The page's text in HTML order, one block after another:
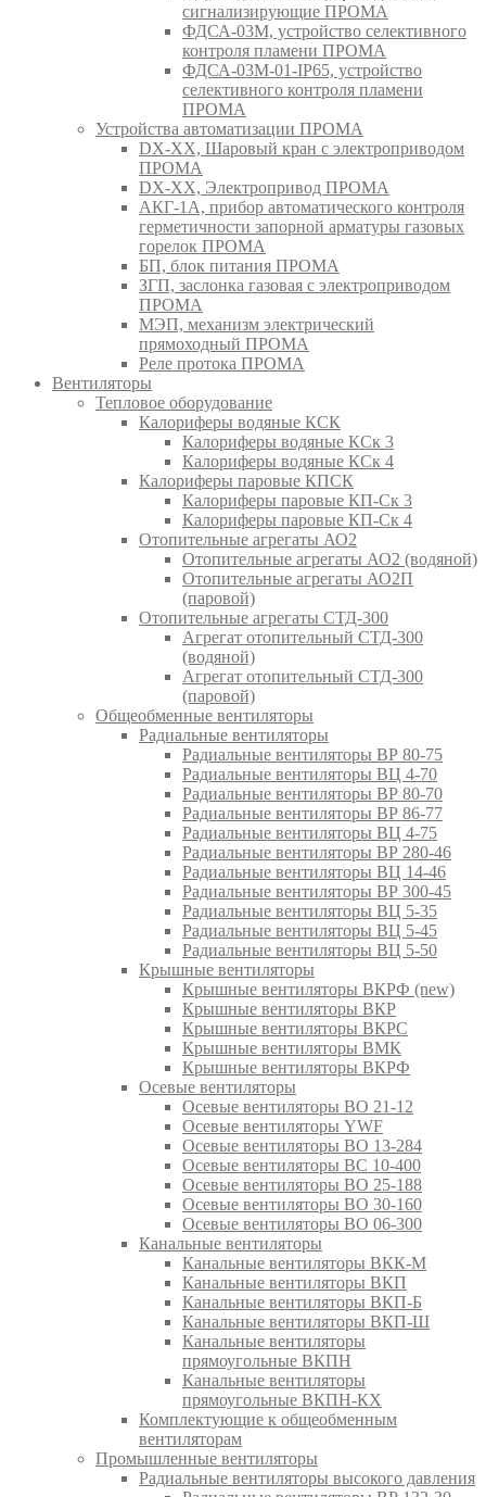
сигнализирующие ПРОМА
ФДСА-03М, устройство селективного
контроля пламени ПРОМА
ФДСА-03М-01-IP65, устройство
селективного контроля пламени
ПРОМА
Устройства автоматизации ПРОМА
DX-XX, Шаровый кран c электроприводом
ПРОМА
DX-XX, Электропривод ПРОМА
АКГ-1А, прибор автоматического контроля
герметичности запорной арматуры газовых
горелок ПРОМА
БП, блок питания ПРОМА
ЗГП, заслонка газовая с электроприводом
ПРОМА
МЭП, механизм электрический
прямоходный ПРОМА
Реле протока ПРОМА
Вентиляторы
Тепловое оборудование
Калориферы водяные КСК
Калориферы водяные КСк 3
Калориферы водяные КСк 4
Калориферы паровые КПСК
Калориферы паровые КП-Ск 3
Калориферы паровые КП-Ск 4
Отопительные агрегаты АО2
Отопительные агрегаты АО2 (водяной)
Отопительные агрегаты АО2П
(паровой)
Отопительные агрегаты СТД-300
Агрегат отопительный СТД-300
(водяной)
Агрегат отопительный СТД-300
(паровой)
Общеобменные вентиляторы
Радиальные вентиляторы
Радиальные вентиляторы ВР 80-75
Радиальные вентиляторы ВЦ 4-70
Радиальные вентиляторы ВР 80-70
Радиальные вентиляторы ВР 86-77
Радиальные вентиляторы ВЦ 4-75
Радиальные вентиляторы ВР 280-46
Радиальные вентиляторы ВЦ 14-46
Радиальные вентиляторы ВР 300-45
Радиальные вентиляторы ВЦ 5-35
Радиальные вентиляторы ВЦ 5-45
Радиальные вентиляторы ВЦ 5-50
Крышные вентиляторы
Крышные вентиляторы ВКРФ (new)
Крышные вентиляторы ВКР
Крышные вентиляторы ВКРС
Крышные вентиляторы ВМК
Крышные вентиляторы ВКРФ
Осевые вентиляторы
Осевые вентиляторы ВО 21-12
Осевые вентиляторы YWF
Осевые вентиляторы ВО 13-284
Осевые вентиляторы ВС 10-400
Осевые вентиляторы ВО 25-188
Осевые вентиляторы ВО 30-160
Осевые вентиляторы ВО 06-300
Канальные вентиляторы
Канальные вентиляторы ВКК-М
Канальные вентиляторы ВКП
Канальные вентиляторы ВКП-Б
Канальные вентиляторы ВКП-Ш
Канальные вентиляторы
прямоугольные ВКПН
Канальные вентиляторы
прямоугольные ВКПН-КХ
Комплектующие к общеобменным
вентиляторам
Промышленные вентиляторы
Радиальные вентиляторы высокого давления